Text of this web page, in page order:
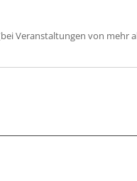
Veranstaltungen von mehr